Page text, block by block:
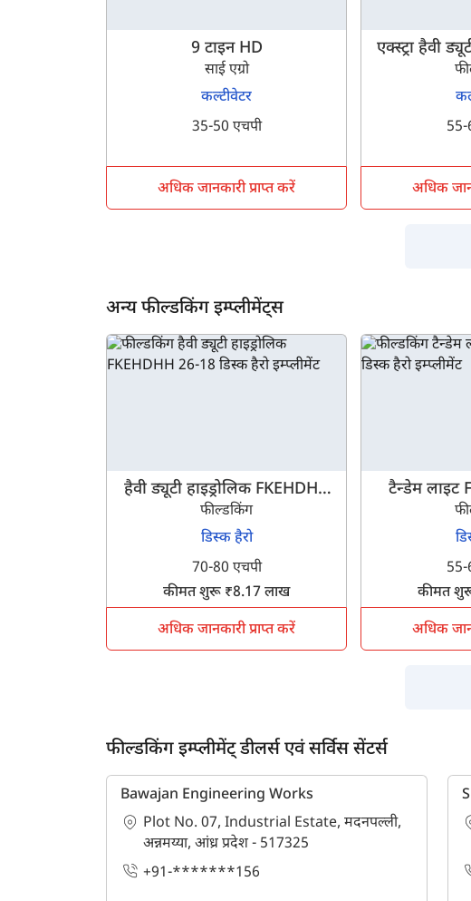
9 टाइन HD
साई एग्रो
कल्टीवेटर
35-50 एचपी
अधिक जानकारी प्राप्त करें
एक्स्ट्रा हैवी
55-
अधिक
अन्य फील्डकिंग इम्प्लीमेंट्स
हैवी ड्यूटी हाइड्रोलिक FKEHDHH
26-18
फील्डकिंग
डिस्क हैरो
70-80 एचपी
कीमत शुरू ₹8.17 लाख
अधिक जानकारी प्राप्त करें
टैन्डेम लाइट
55-
कीमत
अधिक
फील्डकिंग इम्प्लीमेंट् डीलर्स एवं सर्विस सेंटर्स
Bawajan Engineering Works
Plot No. 07, Industrial Estate, मदनपल्ली,
अन्नमय्या, आंध्र प्रदेश - 517325
+91-*******156
हम
पूछताछ के
पिन कोड